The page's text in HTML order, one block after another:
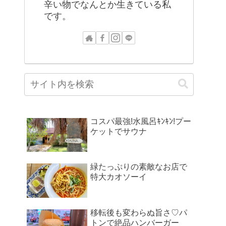
辛い物でなんとか生きている私
です。
コスパ最強!水風呂ｷﾝｷﾝ!プー
ケットでサウナ
緑たっぷりの素敵なお店で
特大カオソーイ
移転後も変わらぬ旨さ♡パ
トンで絶品ハンバーガー